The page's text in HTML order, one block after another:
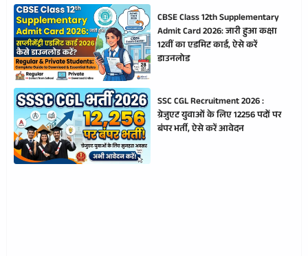
CBSE Class 12th Supplementary
Admit Card 2026: जारी हुआ कक्षा
12वीं का एडमिट कार्ड, ऐसे करें
डाउनलोड
SSC CGL Recruitment 2026 :
ग्रेजुएट युवाओं के लिए 12256 पदों पर
बंपर भर्ती, ऐसे करें आवेदन